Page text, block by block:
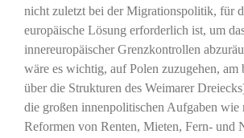
nicht zuletzt bei der Migrationspolitik, für
europäische Lösung erforderlich ist, um
innereuropäischer Grenzkontrollen
wäre es wichtig, auf Polen zuzugehen, am
über die Strukturen des Weimarer
die großen innenpolitischen Aufgaben wie
Reformen von Renten, Mieten, Fern- und